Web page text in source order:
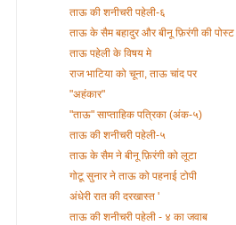
ताऊ की शनीचरी पहेली-६
ताऊ के सैम बहादुर और बीनू फ़िरंगी की पोस्ट
ताऊ पहेली के विषय मे
राज भाटिया को चूना, ताऊ चांद पर
"अहंकार"
"ताऊ" साप्ताहिक पत्रिका (अंक-५)
ताऊ की शनीचरी पहेली-५
ताऊ के सैम ने बीनू फ़िरंगी को लूटा
गोटू सुनार ने ताऊ को पहनाई टोपी
अंधेरी रात की दरखास्त '
ताऊ की शनीचरी पहेली - ४ का जवाब